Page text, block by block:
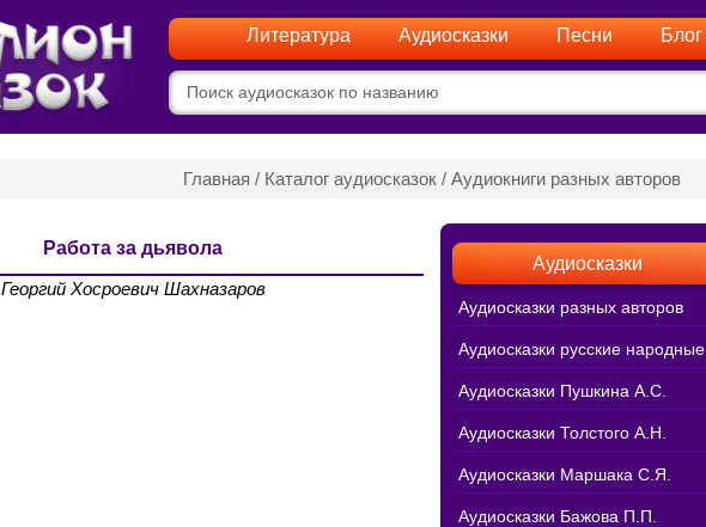
Литература Аудиосказки Песни Блог
Главная / Каталог аудиосказок / Аудиокниги разных авторов
Работа за дьявола
Георгий Хосроевич Шахназаров
Аудиосказки
Аудиосказки разных авторов
Аудиосказки русские народные
Аудиосказки Пушкина А.С.
Аудиосказки Толстого А.Н.
Аудиосказки Маршака С.Я.
Аудиосказки Бажова П.П.